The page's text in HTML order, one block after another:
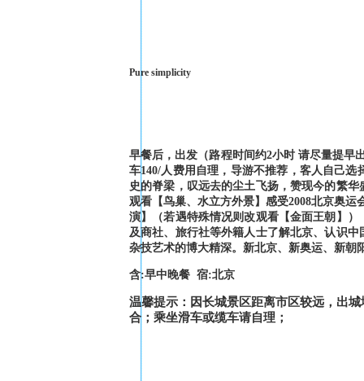
Pure simplicity
早餐后，出发（路程时间约2小时 请尽量提早
车140/人费用自理，导游不推荐，客人自己
史的脊梁，叹远去的尘土飞扬，赞现今的繁
观看【鸟巢、水立方外景】感受2008北京奥
演】（若遇特殊情况则改观看【金面王朝】
及商社、旅行社等外籍人士了解北京、认识
杂技艺术的博大精深。新北京、新奥运、新朝
含:早中晚餐 宿:北京
温馨提示：因长城景区距离市区较远，出
合；乘坐滑车或缆车请自理；